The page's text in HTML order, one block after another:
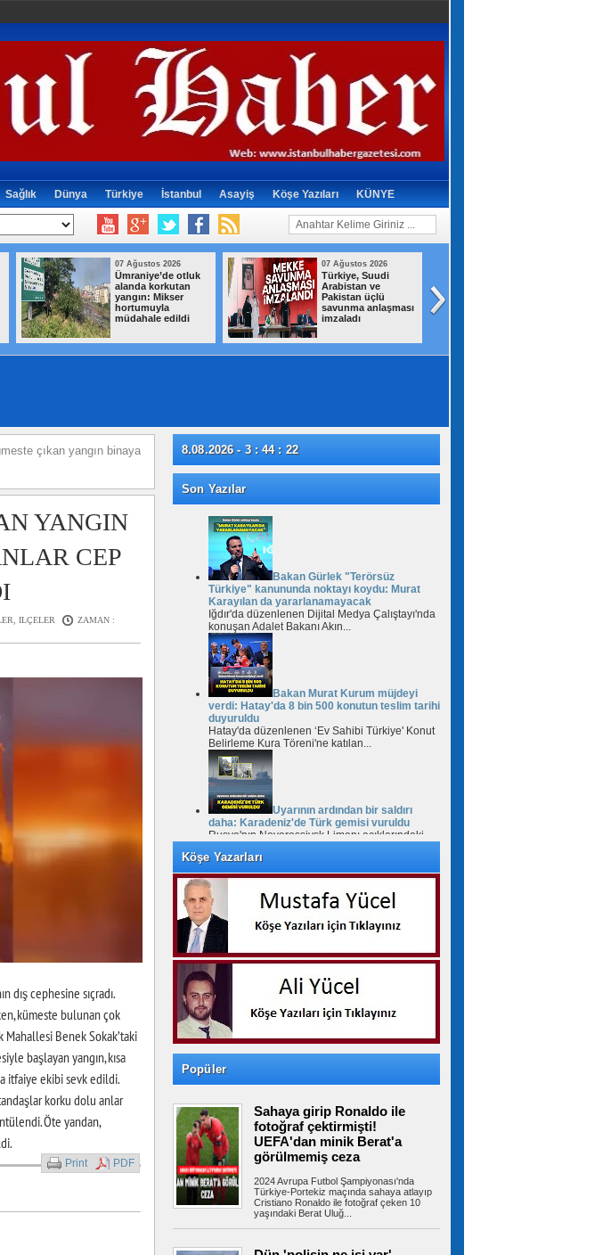
Sağlık Dünya Türkiye İstanbul Asayiş Köşe Yazıları KÜNYE
07 Ağustos 2026
Ümraniye’de otluk
alanda korkutan
yangın: Mikser
hortumuyla
müdahale edildi
07 Ağustos 2026
Türkiye, Suudi
Arabistan ve
Pakistan üçlü
savunma anlaşması
imzaladı
çıkan yangın binaya
YANGIN
CEP
, ILÇELER
ZAMAN :
dış cephesine sıçradı.
kümeste bulunan çok
Mahallesi Benek Sokak’taki
başlayan yangın, kısa
itfaiye ekibi sevk edildi.
korku dolu anlar
Öte yandan,
Print PDF
8.08.2026 - 3 : 44 : 23
Son Yazılar
Bakan Gürlek "Terörsüz
Türkiye" kanununda noktayı koydu: Murat
Karayılan da yararlanamayacak
Iğdır'da düzenlenen Dijital Medya Çalıştayı'nda
konuşan Adalet Bakanı Akın...
Bakan Murat Kurum müjdeyi
verdi: Hatay'da 8 bin 500 konutun teslim tarihi
duyuruldu
Hatay'da düzenlenen ‘Ev Sahibi Türkiye' Konut
Belirleme Kura Töreni'ne katılan...
Uyarının ardından bir saldırı
daha: Karadeniz'de Türk gemisi vuruldu
Rusya'nın Novorossiysk Limanı açıklarındaki
Mekke Anlaşması daveti: Tüm kardeş
Cumhurbaşkanı Recep Tayyip Erdoğan, Mekke
Ortak Savunma Anlaşması hakkında,...
keşif yaptırıldı
10 yıl sonra Afyonkarahisar’da yakalanan
FETÖ'cü Burkay Karatepe'nin ifadesi...
Suriye Türkmenlerinden Devlet
Bahçeli'ye ziyaret: Suriye ordusunda yeniden
yapılanma gündemi
Suriye Türkmenlerinden bir heyet, Devlet
Bahçeli'yi ziyaret etti. Ziyaretin...
Gizli depodan dikkat çeken
Köşe Yazarları
Popüler
Sahaya girip Ronaldo ile
fotoğraf çektirmişti!
UEFA'dan minik Berat'a
görülmemiş ceza
2024 Avrupa Futbol Şampiyonası'nda
Türkiye-Portekiz maçında sahaya atlayıp
Cristiano Ronaldo ile fotoğraf çeken 10
yaşındaki Berat Uluğ...